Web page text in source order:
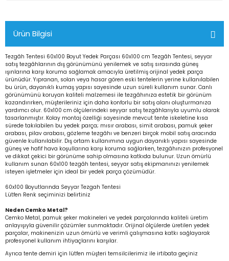
Ürün Bilgisi
Tezgâh Tentesi 60x100 Boyut Yedek Parçası 60x100 cm Tezgâh Tentesi, seyyar
satış tezgâhlarının dış görünümünü yenilemek ve satış sırasında güneş
ışınlarına karşı koruma sağlamak amacıyla üretilmiş orijinal yedek parça
ürünüdür. Yıpranan, solan veya hasar gören eski tentelerin yerine kullanılabilen
bu ürün, dayanıklı kumaş yapısı sayesinde uzun süreli kullanım sunar. Canlı
görünümünü koruyan kaliteli malzemesi ile tezgâhınıza estetik bir görünüm
kazandırırken, müşterileriniz için daha konforlu bir satış alanı oluşturmanıza
yardımcı olur. 60x100 cm ölçülerindeki seyyar satış tezgâhlarıyla uyumlu olarak
tasarlanmıştır. Kolay montaj özelliği sayesinde mevcut tente iskeletine kısa
sürede takılabilen bu yedek parça; mısır arabası, simit arabası, pamuk şeker
arabası, pilav arabası, gözleme tezgâhı ve benzeri birçok mobil satış aracında
güvenle kullanılabilir. Dış ortam kullanımına uygun dayanıklı yapısı sayesinde
güneş ve hafif hava koşullarına karşı koruma sağlarken, tezgâhınızın profesyonel
ve dikkat çekici bir görünüme sahip olmasına katkıda bulunur. Uzun ömürlü
kullanım sunan 60x100 tezgâh tentesi, seyyar satış ekipmanınızı yenilemek
isteyen işletmeler için ideal bir yedek parça çözümüdür.
60x100 Boyutlarında Seyyar Tezgah Tentesi
Lütfen Renk seçiminizi belirtiniz
Neden Cemko Metal?
Cemko Metal, pamuk şeker makineleri ve yedek parçalarında kaliteli üretim
anlayışıyla güvenilir çözümler sunmaktadır. Orijinal ölçülerde üretilen yedek
parçalar, makinenizin uzun ömürlü ve verimli çalışmasına katkı sağlayarak
profesyonel kullanım ihtiyaçlarını karşılar.
Ayrıca tente demiri için lütfen müşteri temsilcilerimiz ile irtibata geçiniz